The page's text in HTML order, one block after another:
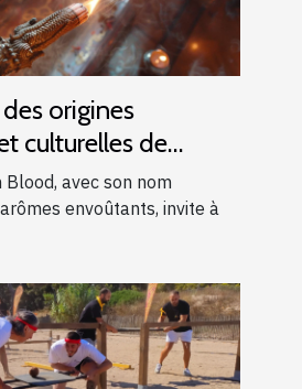
origines
culturelles de
Blood
Blood, avec son nom
envoûtants, invite à